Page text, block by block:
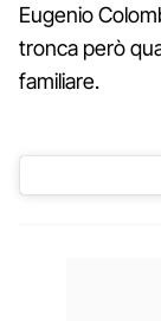
Eugenio
tronca però
familiare.